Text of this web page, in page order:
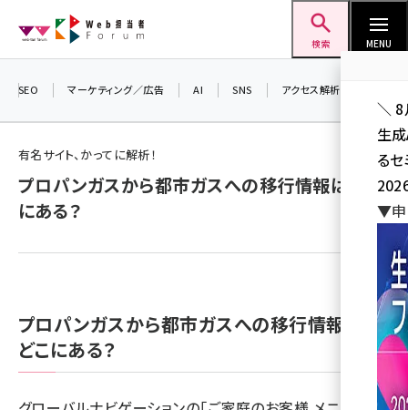
ン
検索 MENU
seo (3532)
セミナー (2310)
z世代 (1623)
SEO マーケティング／広告 AI SNS アクセス解析／データ分析
有名サイト、かってに解析！
プロパンガスから都市ガスへの移行情報は、どこ
にある？
プロパンガスから都市ガスへの移行情報は、
どこにある？
＼ 8
生
る
▼申